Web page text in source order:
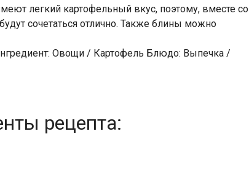
легкий картофельный вкус, поэтому, вместе со
сочетаться отлично. Также блины можно
Овощи / Картофель Блюдо: Выпечка /
рецепта: